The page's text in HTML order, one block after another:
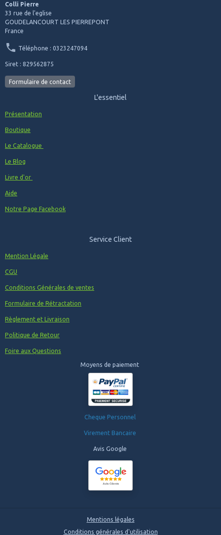
Colli Pierre
33 rue de l'eglise
GOUDELANCOURT LES PIERREPONT
France
Téléphone : 0323247094
Siret : 829562875
Formulaire de contact
L'essentiel
Présentation
Boutique
Le Catalogue
Le Blog
Livre d'or
Aide
Notre Page Facebook
Service Client
Mention Légale
CGU
Conditions Générales de ventes
Formulaire de Rétractation
Règlement et Livraison
Politique de Retour
Foire aux Questions
Moyens de paiement
Cheque Personnel
Virement Bancaire
Avis Google
Mentions légales
Conditions générales d'utilisation